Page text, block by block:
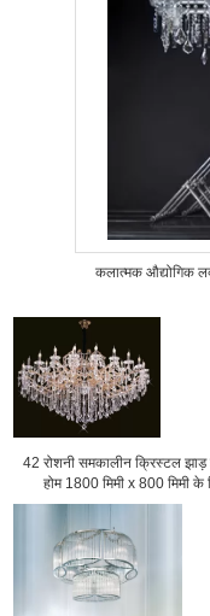
कलात्मक औद्योगिक
42 रोशनी समकालीन क्रिस्टल झाड़
होम 1800 मिमी x 800 मिमी के